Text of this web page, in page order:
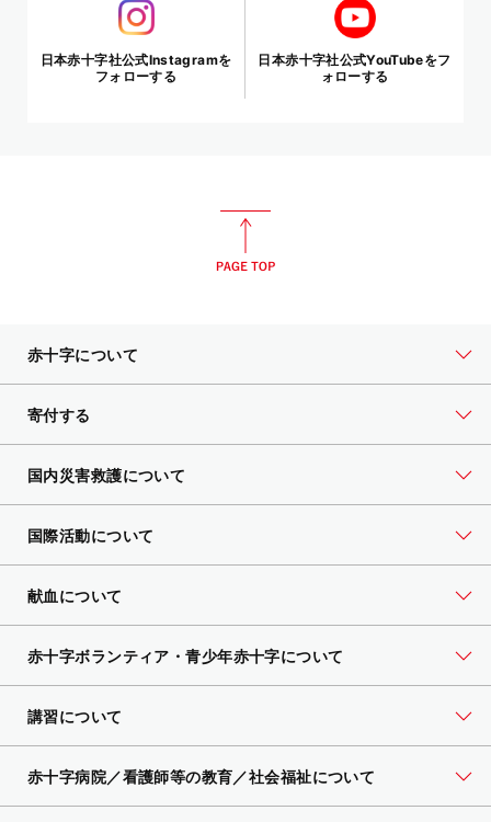
日本赤十字社公式Instagramを
フォローする
日本赤十字社公式YouTubeをフ
ォローする
赤十字について
寄付する
国内災害救護について
国際活動について
献血について
赤十字ボランティア・青少年赤十字について
講習について
赤十字病院／看護師等の教育／社会福祉について